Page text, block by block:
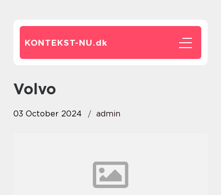
KONTEKST-NU.dk
Volvo
03 October 2024 admin